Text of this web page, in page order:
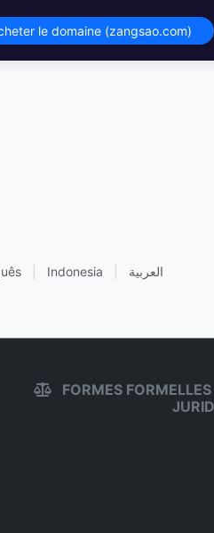
le domaine (zangsao.com)
Indonesia العربية
FORMES